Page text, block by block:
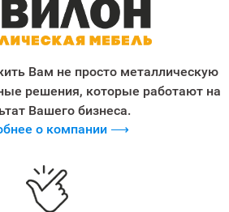
Вам не просто металлическую
решения, которые работают на
Вашего бизнеса.
о компании ⟶